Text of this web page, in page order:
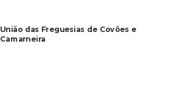
União das Freguesias de Covões e
Camarneira